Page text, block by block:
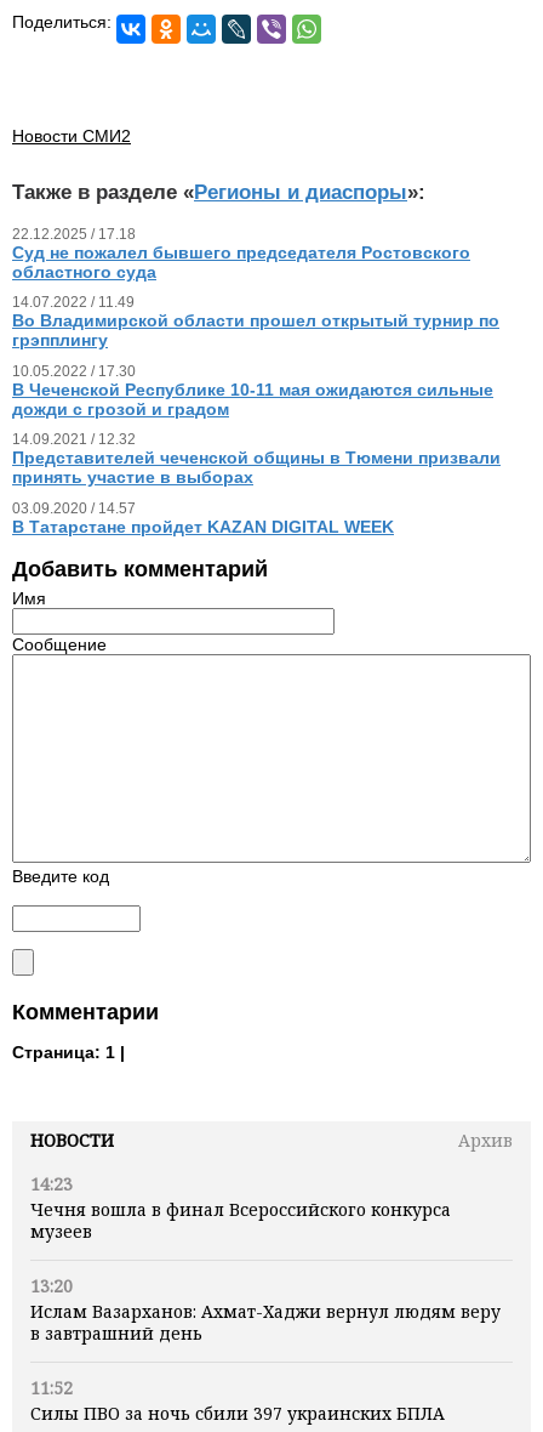
НОВОСТИ
Архив
14:23
Чечня вошла в финал Всероссийского конкурса
музеев
13:20
Ислам Вазарханов: Ахмат-Хаджи вернул людям веру
в завтрашний день
11:52
Силы ПВО за ночь сбили 397 украинских БПЛА
Поделиться:
Новости СМИ2
Также в разделе «Регионы и диаспоры»:
22.12.2025 / 17.18
Суд не пожалел бывшего председателя Ростовского
областного суда
14.07.2022 / 11.49
Во Владимирской области прошел открытый турнир по
грэпплингу
10.05.2022 / 17.30
В Чеченской Республике 10-11 мая ожидаются сильные
дожди с грозой и градом
14.09.2021 / 12.32
Представителей чеченской общины в Тюмени призвали
принять участие в выборах
03.09.2020 / 14.57
В Татарстане пройдет KAZAN DIGITAL WEEK
Добавить комментарий
Имя
Сообщение
Введите код
Комментарии
Страница: 1 |